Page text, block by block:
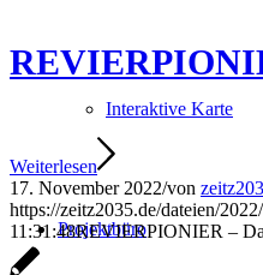
Interaktive Karte
Projektbüro
Weiterlesen
17. November 2022/von
https://zeitz2035.de/dateien/
11:31:48REVIERPIONIER –